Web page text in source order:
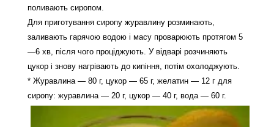
поливають сиропом.
Для приготування сиропу журавлину розминають,
заливають гарячою водою і масу проварюють протягом 5
—6 хв, після чого проціджують. У відварі розчиняють
цукор і знову нагрівають до кипіння, потім охолоджують.
* Журавлина — 80 г, цукор — 65 г, желатин — 12 г для
сиропу: журавлина — 20 г, цукор — 40 г, вода — 60 г.